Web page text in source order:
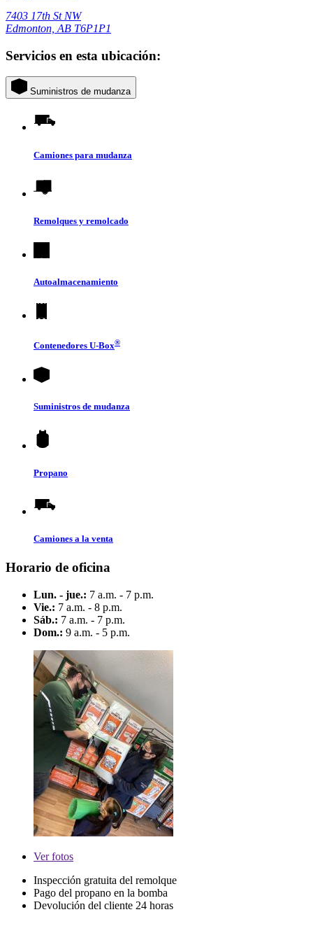
7403 17th St NW
Edmonton, AB T6P1P1
Servicios en esta ubicación:
Suministros de mudanza
Camiones para mudanza
Remolques y remolcado
Autoalmacenamiento
Contenedores U-Box®
Suministros de mudanza
Propano
Camiones a la venta
Horario de oficina
Lun. - jue.: 7 a.m. - 7 p.m.
Vie.: 7 a.m. - 8 p.m.
Sáb.: 7 a.m. - 7 p.m.
Dom.: 9 a.m. - 5 p.m.
Verfotos
Inspección gratuita del remolque
Pago del propano en la bomba
Devolución del cliente 24 horas